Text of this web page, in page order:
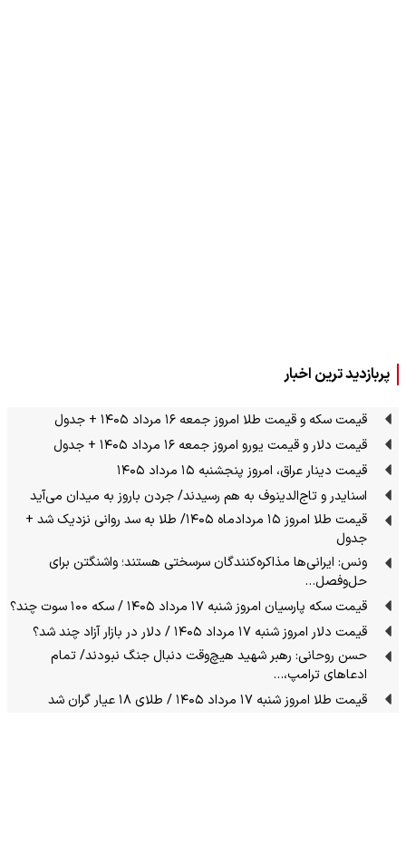
پربازدید ترین اخبار
قیمت سکه و قیمت طلا امروز جمعه ۱۶ مرداد ۱۴۰۵ + جدول
قیمت دلار و قیمت یورو امروز جمعه ۱۶ مرداد ۱۴۰۵ + جدول
قیمت دینار عراق، امروز پنجشنبه ۱۵ مرداد ۱۴۰۵
اسنایدر و تاج‌الدینوف به هم رسیدند/ جردن باروز به میدان می‌آید
قیمت طلا امروز ۱۵ مردادماه ۱۴۰۵/ طلا به سد روانی نزدیک شد +
جدول
ونس: ایرانی‌ها مذاکره‌کنندگان سرسختی هستند؛ واشنگتن برای
حل‌وفصل…
قیمت سکه پارسیان امروز شنبه ۱۷ مرداد ۱۴۰۵ / سکه ۱۰۰ سوت چند؟
قیمت دلار امروز شنبه ۱۷ مرداد ۱۴۰۵ / دلار در بازار آزاد چند شد؟
حسن روحانی: رهبر شهید هیچ‌وقت دنبال جنگ نبودند/ تمام
ادعاهای ترامپ،…
قیمت طلا امروز شنبه ۱۷ مرداد ۱۴۰۵ / طلای ۱۸ عیار گران شد